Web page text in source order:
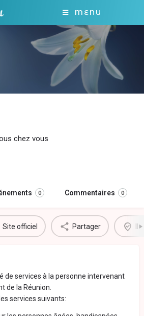
MENU
chez vous
0 Commentaires 0
Site officiel Partager Il
de services à la personne intervenant
de la Réunion.
services suivants: